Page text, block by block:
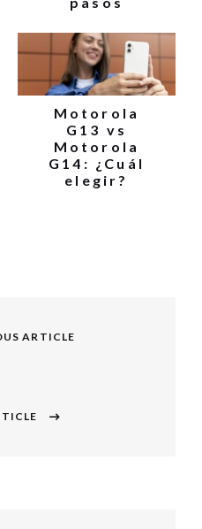
Motorola
G13 vs
Motorola
G14: ¿Cuál
elegir?
ARTICLE